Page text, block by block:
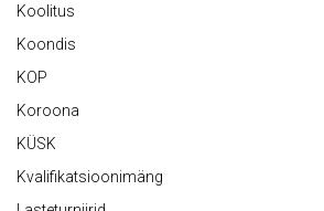
Koolitus
Koondis
KOP
Koroona
KÜSK
Kvalifikatsioonimäng